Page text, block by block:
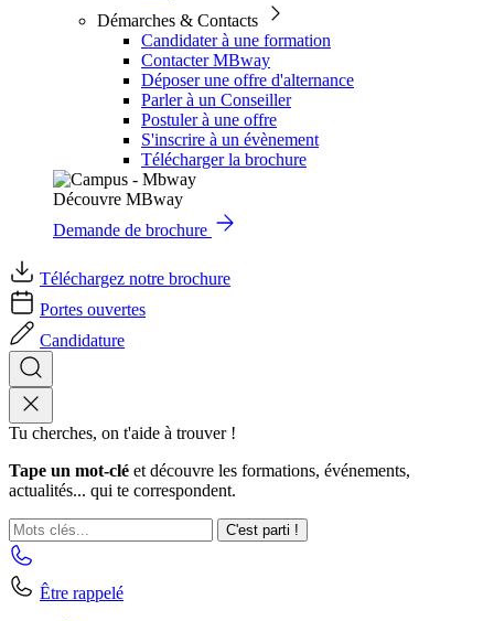
Démarches & Contacts
Candidater à une formation
Contacter MBway
Déposer une offre d'alternance
Parler à un Conseiller
Postuler à une offre
S'inscrire à un évènement
Télécharger la brochure
Découvre MBway
Demande de brochure
Téléchargez notre brochure
Portes ouvertes
Candidature
Tu cherches, on t'aide à trouver !
Tape un mot-clé et découvre les formations, événements,
actualités... qui te correspondent.
C'est parti !
Être rappelé